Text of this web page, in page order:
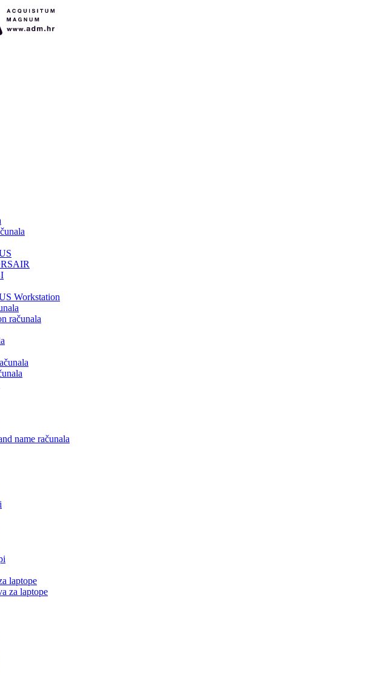
Workstation
računala
name računala
laptope
za laptope